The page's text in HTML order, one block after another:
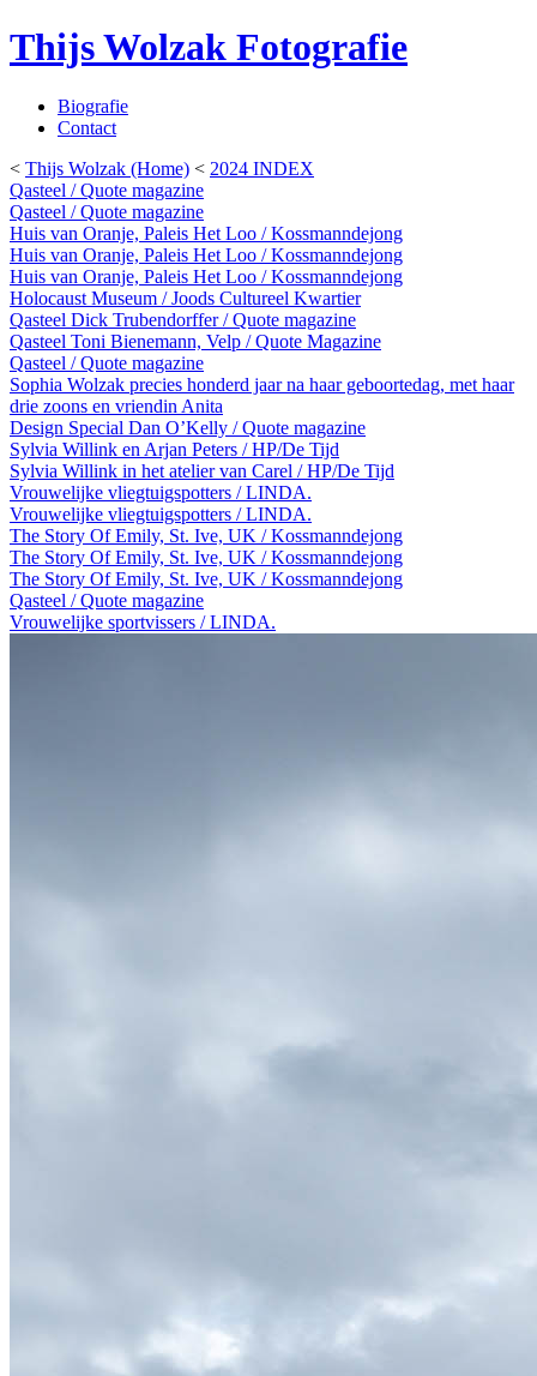
Thijs Wolzak Fotografie
Biografie
Contact
< Thijs Wolzak (Home) < 2024 INDEX
Qasteel / Quote magazine
Qasteel / Quote magazine
Huis van Oranje, Paleis Het Loo / Kossmanndejong
Huis van Oranje, Paleis Het Loo / Kossmanndejong
Huis van Oranje, Paleis Het Loo / Kossmanndejong
Holocaust Museum / Joods Cultureel Kwartier
Qasteel Dick Trubendorffer / Quote magazine
Qasteel Toni Bienemann, Velp / Quote Magazine
Qasteel / Quote magazine
Sophia Wolzak precies honderd jaar na haar geboortedag, met haar
drie zoons en vriendin Anita
Design Special Dan O’Kelly / Quote magazine
Sylvia Willink en Arjan Peters / HP/De Tijd
Sylvia Willink in het atelier van Carel / HP/De Tijd
Vrouwelijke vliegtuigspotters / LINDA.
Vrouwelijke vliegtuigspotters / LINDA.
The Story Of Emily, St. Ive, UK / Kossmanndejong
The Story Of Emily, St. Ive, UK / Kossmanndejong
The Story Of Emily, St. Ive, UK / Kossmanndejong
Qasteel / Quote magazine
Vrouwelijke sportvissers / LINDA.